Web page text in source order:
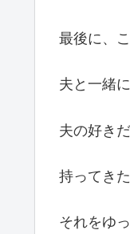
最後に、
夫と一緒
夫の好き
持ってきた
それをゆ